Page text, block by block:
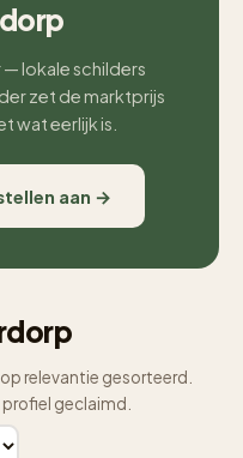
— lokale schilders
zet de marktprijs
wat eerlijk is.
aan →
relevantie gesorteerd.
geclaimd.